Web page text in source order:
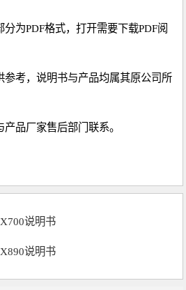
为PDF格式，打开需要下载PDF阅
参考，说明书与产品均属其原公司所
品厂家售后部门联系。
说明书
说明书